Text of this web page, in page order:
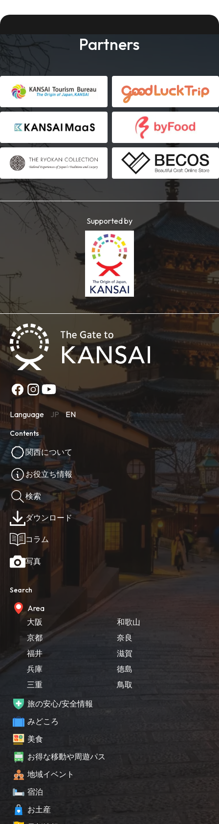
Partners
Supported by
Language JP EN
Contents
関西について
お役立ち情報
検索
ダウンロード
コラム
写真
Search
Area
大阪
京都
福井
兵庫
三重
和歌山
奈良
滋賀
徳島
鳥取
旅の安心/安全情報
みどころ
美食
お得な移動や周遊パス
地域イベント
宿泊
お土産